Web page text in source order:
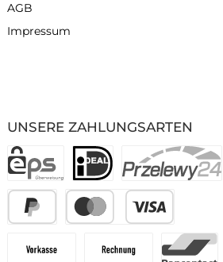
UNSERE ZAHLUNGSARTEN
AGB
Impressum